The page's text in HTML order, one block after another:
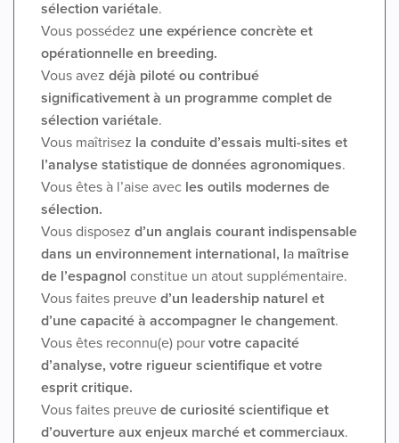
sélection variétale.
Vous possédez une expérience concrète et
opérationnelle en breeding.
Vous avez déjà piloté ou contribué
significativement à un programme complet de
sélection variétale.
Vous maîtrisez la conduite d’essais multi-sites et
l’analyse statistique de données agronomiques.
Vous êtes à l’aise avec les outils modernes de
sélection.
Vous disposez d’un anglais courant indispensable
dans un environnement international, la maîtrise
de l’espagnol constitue un atout supplémentaire.
Vous faites preuved’un leadership naturel et
d’une capacité à accompagner le changement.
Vous êtes reconnu(e) pourvotre capacité
d’analyse, votre rigueur scientifique et votre
esprit critique.
Vous faites preuvede curiosité scientifique et
d’ouverture aux enjeux marché et commerciaux.